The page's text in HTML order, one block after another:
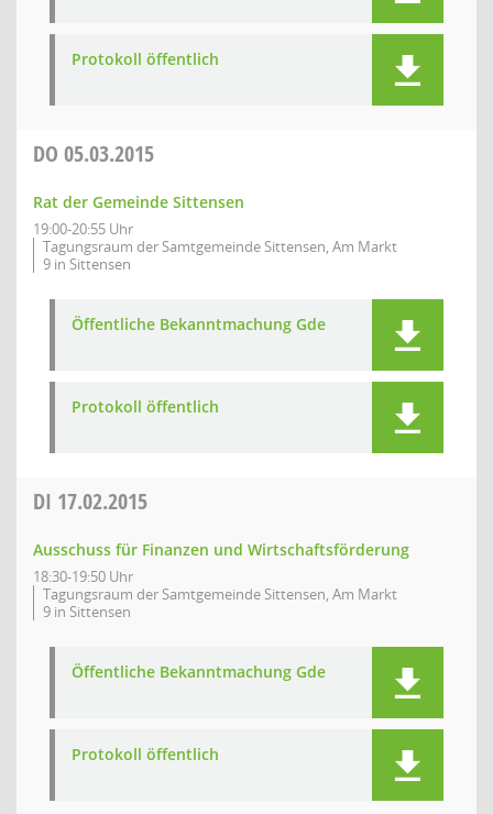
Protokoll öffentlich
DO 05.03.2015
Rat der Gemeinde Sittensen
19:00-20:55 Uhr
Tagungsraum der Samtgemeinde Sittensen, Am Markt
9 in Sittensen
Öffentliche Bekanntmachung Gde
Protokoll öffentlich
DI 17.02.2015
Ausschuss für Finanzen und Wirtschaftsförderung
18:30-19:50 Uhr
Tagungsraum der Samtgemeinde Sittensen, Am Markt
9 in Sittensen
Öffentliche Bekanntmachung Gde
Protokoll öffentlich